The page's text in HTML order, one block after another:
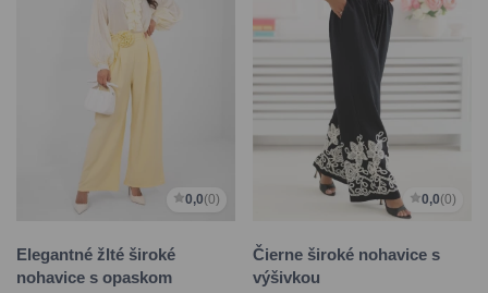
0,0(0)
Elegantné žlté široké
nohavice s opaskom
0,0(0)
Čierne široké nohavice s
výšivkou